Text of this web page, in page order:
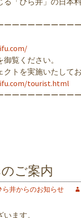
ーーーーーーーーー
覧ください。
トを実施いたしてお
tourist.html
ーーーーーーーーー
ご案内
ら井からのお知らせ
ます。